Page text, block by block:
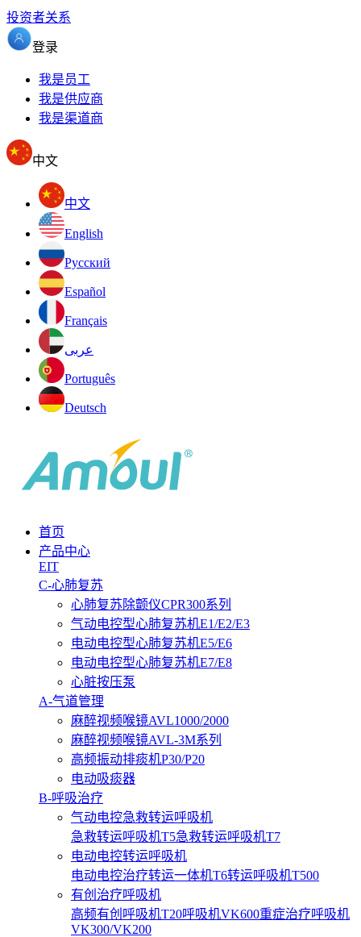
投资者关系
登录
我是员工
我是供应商
我是渠道商
中文
中文
English
Pусский
Español
Français
عربى
Português
Deutsch
首页
产品中心
EIT
C-心肺复苏
心肺复苏除颤仪CPR300系列
气动电控型心肺复苏机E1/E2/E3
电动电控型心肺复苏机E5/E6
电动电控型心肺复苏机E7/E8
心脏按压泵
A-气道管理
麻醉视频喉镜AVL1000/2000
麻醉视频喉镜AVL-3M系列
高频振动排痰机P30/P20
电动吸痰器
B-呼吸治疗
气动电控急救转运呼吸机
急救转运呼吸机T5急救转运呼吸机T7
电动电控转运呼吸机
电动电控治疗转运一体机T6转运呼吸机T500
有创治疗呼吸机
高频有创呼吸机T20呼吸机VK600重症治疗呼吸机
VK300/VK200